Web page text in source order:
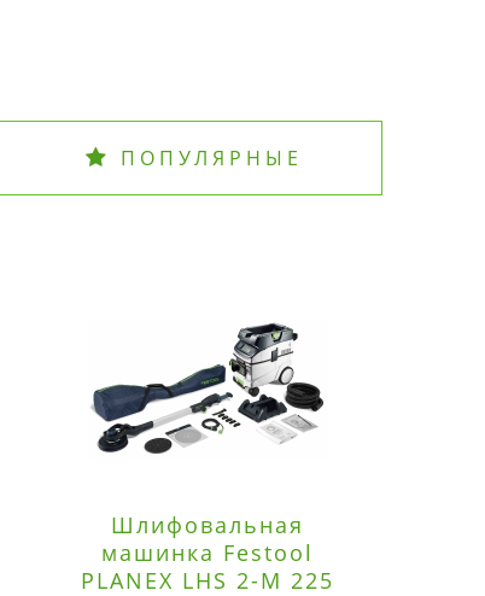
ПОПУЛЯРНЫЕ
Шлифовальная
машинка Festool
PLANEX LHS 2-M 225